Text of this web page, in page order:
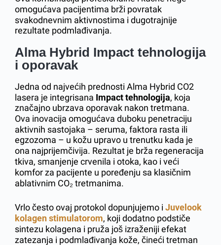
omogućava pacijentima brži povratak
svakodnevnim aktivnostima i dugotrajnije
rezultate podmlađivanja.
Alma Hybrid Impact tehnologija
i oporavak
Jedna od najvećih prednosti Alma Hybrid CO2
lasera je integrisana Impact tehnologija, koja
značajno ubrzava oporavak nakon tretmana.
Ova inovacija omogućava duboku penetraciju
aktivnih sastojaka – seruma, faktora rasta ili
egzozoma – u kožu upravo u trenutku kada je
ona najprijemčivija. Rezultat je brža regeneracija
tkiva, smanjenje crvenila i otoka, kao i veći
komfor za pacijente u poređenju sa klasičnim
ablativnim CO₂ tretmanima.
Vrlo često ovaj protokol dopunjujemo i Juvelook
kolagen stimulatorom, koji dodatno podstiče
sintezu kolagena i pruža još izraženiji efekat
zatezanja i podmlađivanja kože, čineći tretman